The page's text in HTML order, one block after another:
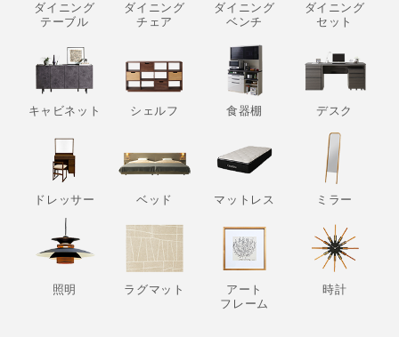
ダイニング
テーブル
ダイニング
チェア
ダイニング
ベンチ
ダイニング
セット
キャビネット シェルフ 食器棚 デスク
ドレッサー ベッド マットレス ミラー
照明 ラグマット
アート
フレーム
時計